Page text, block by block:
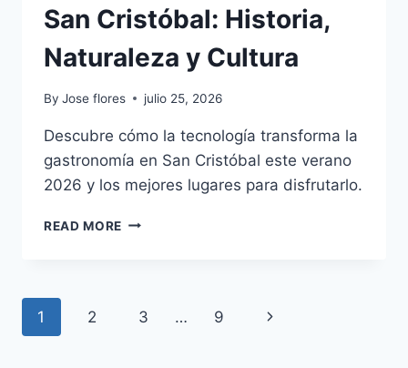
San Cristóbal: Historia,
Naturaleza y Cultura
By Jose flores julio 25, 2026
Descubre cómo la tecnología transforma la
gastronomía en San Cristóbal este verano
2026 y los mejores lugares para disfrutarlo.
READ MORE SAN
CULTURA
Page
1 2 3 … 9
Next